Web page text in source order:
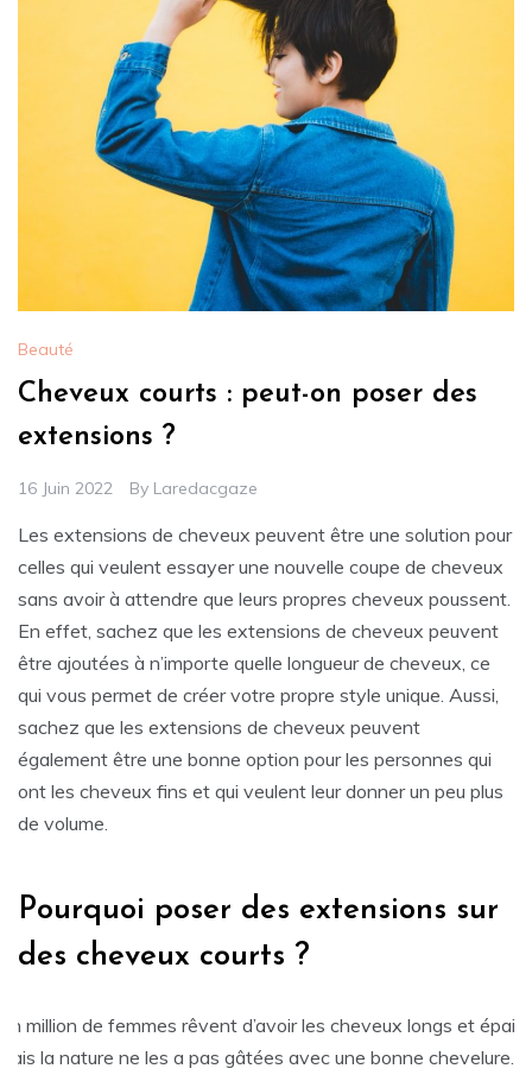
Beauté
Cheveux courts : peut-on poser des
extensions ?
16 Juin 2022 By Laredacgaze
Les extensions de cheveux peuvent être une solution pour
celles qui veulent essayer une nouvelle coupe de cheveux
sans avoir à attendre que leurs propres cheveux poussent.
En effet, sachez que les extensions de cheveux peuvent
être ajoutées à n’importe quelle longueur de cheveux, ce
qui vous permet de créer votre propre style unique. Aussi,
sachez que les extensions de cheveux peuvent
également être une bonne option pour les personnes qui
ont les cheveux fins et qui veulent leur donner un peu plus
de volume.
Pourquoi poser des extensions sur
des cheveux courts ?
million de femmes rêvent d’avoir les cheveux longs et épais,
la nature ne les a pas gâtées avec une bonne chevelure.